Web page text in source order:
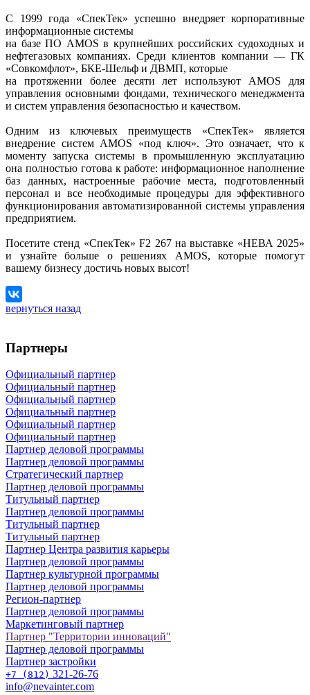
С 1999 года «СпекТек» успешно внедряет корпоративные
информационные системы
на базе ПО AMOS в крупнейших российских судоходных и
нефтегазовых компаниях. Среди клиентов компании — ГК
«Совкомфлот», БКЕ-Шельф и ДВМП, которые
на протяжении более десяти лет используют AMOS для
управления основными фондами, технического менеджмента
и систем управления безопасностью и качеством.
Одним из ключевых преимуществ «СпекТек» является
внедрение систем AMOS «под ключ». Это означает, что к
моменту запуска системы в промышленную эксплуатацию
она полностью готова к работе: информационное наполнение
баз данных, настроенные рабочие места, подготовленный
персонал и все необходимые процедуры для эффективного
функционирования автоматизированной системы управления
предприятием.
Посетите стенд «СпекТек» F2 267 на выставке «НЕВА 2025»
и узнайте больше о решениях AMOS, которые помогут
вашему бизнесу достичь новых высот!
вернуться назад
Партнеры
Официальный партнер
Официальный партнер
Официальный партнер
Официальный партнер
Официальный партнер
Официальный партнер
Партнер деловой программы
Партнер деловой программы
Стратегический партнер
Партнер деловой программы
Титульный партнер
Партнер деловой программы
Титульный партнер
Титульный партнер
Партнер Центра развития карьеры
Партнер деловой программы
Партнер культурной программы
Партнер деловой программы
Регион-партнер
Партнер деловой программы
Маркетинговый партнер
Партнер "Территории инноваций"
Партнер деловой программы
Партнер застройки
+7 (812) 321-26-76
info@nevainter.com